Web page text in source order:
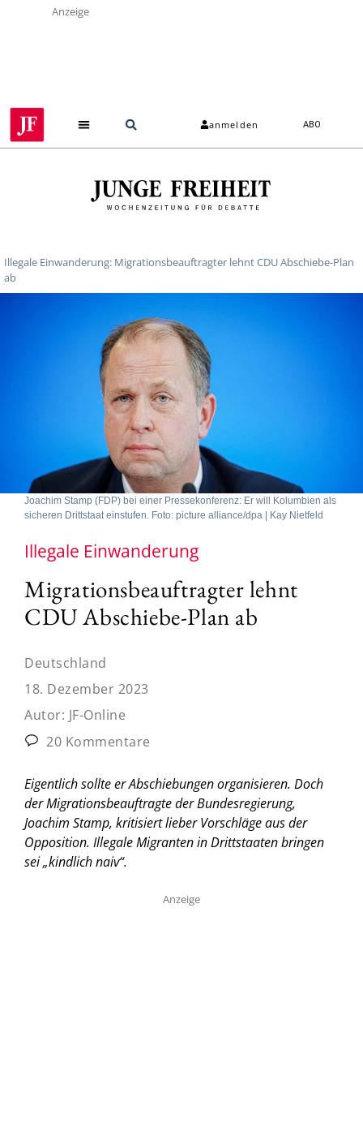
Anzeige
anmelden ABO
Illegale Einwanderung: Migrationsbeauftragter lehnt CDU Abschiebe-Plan
ab
Joachim Stamp (FDP) bei einer Pressekonferenz: Er will Kolumbien als
sicheren Drittstaat einstufen. Foto: picture alliance/dpa | Kay Nietfeld
Illegale Einwanderung
Migrationsbeauftragter lehnt
CDU Abschiebe-Plan ab
Deutschland
18. Dezember 2023
Autor: JF-Online
20 Kommentare
Eigentlich sollte er Abschiebungen organisieren. Doch
der Migrationsbeauftragte der Bundesregierung,
Joachim Stamp, kritisiert lieber Vorschläge aus der
Opposition. Illegale Migranten in Drittstaaten bringen
sei „kindlich naiv“.
Anzeige